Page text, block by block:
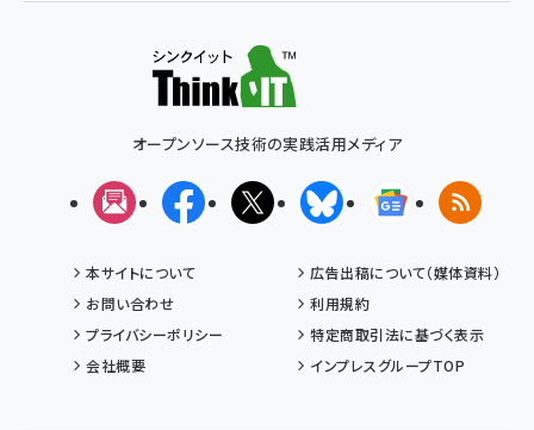
オープンソース技術の実践活用メディア
メルマガFacebookX(エックス)BlueskyGoogleニュ
RSS
本サイトについて
広告出稿について（媒体資料）
お問い合わせ
利用規約
プライバシーポリシー
特定商取引法に基づく表示
会社概要
インプレスグループTOP